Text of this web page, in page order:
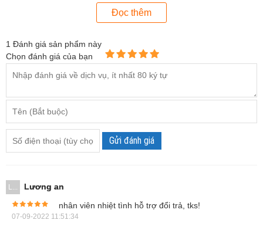
Hình ảnh khúc xạ kế đo độ mặn Atago Master-S28a (alpha)
Hướng dẫn sử dụng bút đo độ mặn Atago
Master-S28a
Đọc thêm
1 Đánh giá sản phẩm này
Chọn đánh giá của bạn
Gửi đánh giá
L...
Lương an
nhân viên nhiệt tình hỗ trợ đổi trả, tks!
07-09-2022 11:51:34